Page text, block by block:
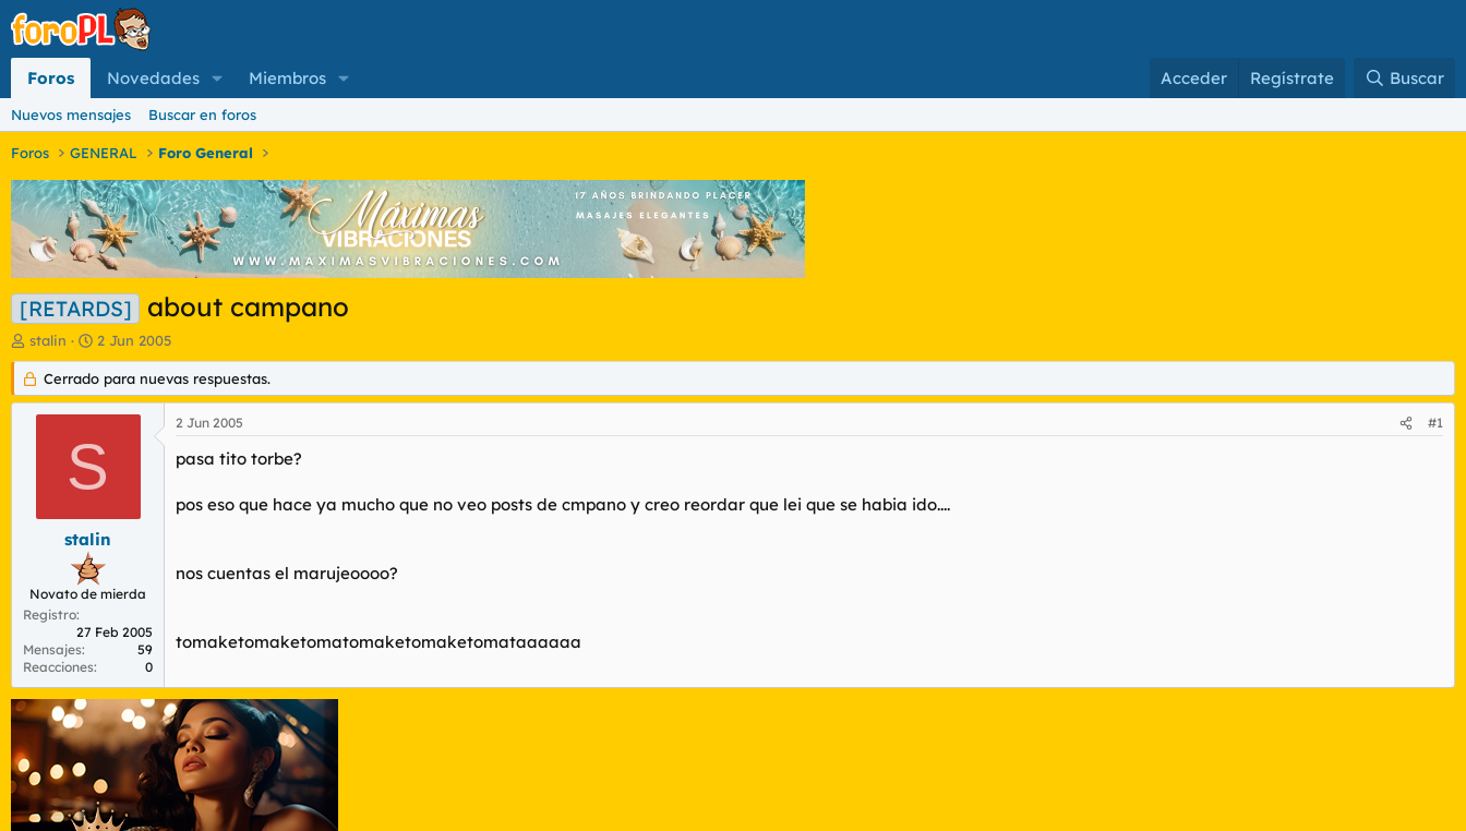
Foros Novedades Miembros Acceder Regístrate Buscar
Nuevos mensajes Buscar en foros
Foros GENERAL Foro General
[RETARDS] about campano
I
n
i
c
d
e
m
stalin
F
e
c
h
a
e
i
i
c
o
2 Jun 2005
Cerrado para nuevas respuestas.
S
stalin
Novato de mierda
Registro
27 Feb 2005
Mensajes
59
Reacciones
0
2 Jun 2005 #1
pasa tito torbe?
pos eso que hace ya mucho que no veo posts de cmpano y creo reordar que lei que se habia ido....
nos cuentas el marujeoooo?
tomaketomaketomatomaketomaketomataaaaaa